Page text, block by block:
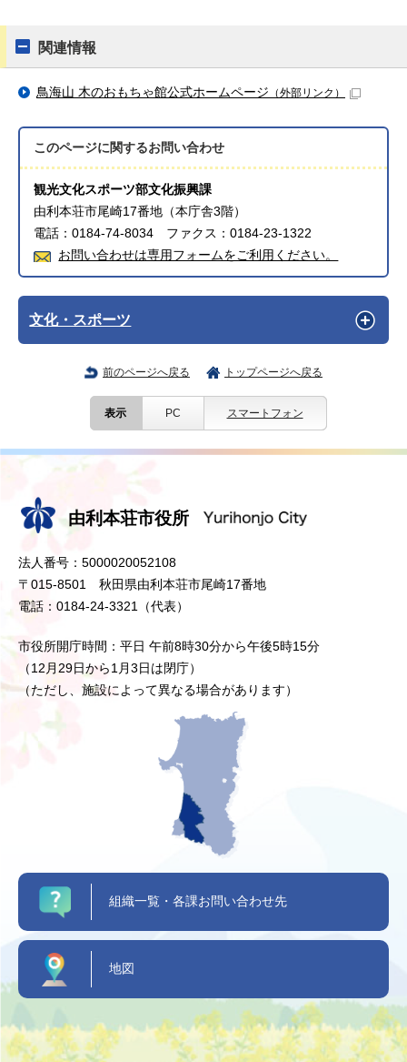
関連情報
鳥海山 木のおもちゃ館公式ホームページ （外部リンク）
このページに関するお問い合わせ
観光文化スポーツ部文化振興課
由利本荘市尾崎17番地（本庁舎3階）
電話：0184-74-8034 ファクス：0184-23-1322
お問い合わせは専用フォームをご利用ください。
文化・スポーツ
前のページへ戻る トップページへ戻る
表示 PC スマートフォン
由利本荘市役所
法人番号：5000020052108
〒015-8501 秋田県由利本荘市尾崎17番地
電話：0184-24-3321（代表）
市役所開庁時間：平日 午前8時30分から午後5時15分
（12月29日から1月3日は閉庁）
（ただし、施設によって異なる場合があります）
組織一覧・各課お問い合わせ先
地図